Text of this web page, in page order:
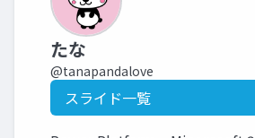
たな
@tanapandalove
スライド一覧